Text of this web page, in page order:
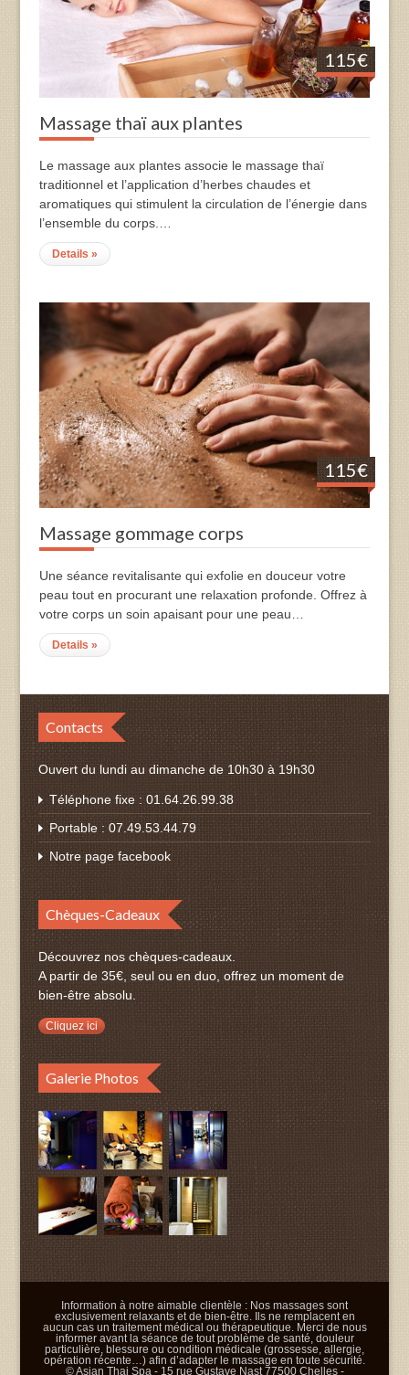
115€
Massage thaï aux plantes
Le massage aux plantes associe le massage thaï
traditionnel et l’application d’herbes chaudes et
aromatiques qui stimulent la circulation de l’énergie dans
l’ensemble du corps.…
Details »
115€
Massage gommage corps
Une séance revitalisante qui exfolie en douceur votre
peau tout en procurant une relaxation profonde. Offrez à
votre corps un soin apaisant pour une peau…
Details »
Contacts
Ouvert du lundi au dimanche de 10h30 à 19h30
Téléphone fixe : 01.64.26.99.38
Portable : 07.49.53.44.79
Notre page facebook
Chèques-Cadeaux
Découvrez nos chèques-cadeaux.
A partir de 35€, seul ou en duo, offrez un moment de
bien-être absolu.
Cliquez ici
Galerie Photos
Information à notre aimable clientèle : Nos massages sont
exclusivement relaxants et de bien-être. Ils ne remplacent en
aucun cas un traitement médical ou thérapeutique. Merci de nous
informer avant la séance de tout problème de santé, douleur
particulière, blessure ou condition médicale (grossesse, allergie,
opération récente…) afin d’adapter le massage en toute sécurité.
© Asian Thai Spa - 15 rue Gustave Nast 77500 Chelles -